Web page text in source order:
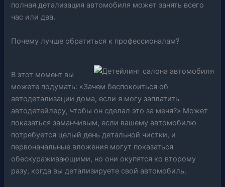
полная детализация автомобиля может занять всего
час или два.
Почему лучше обратиться к профессионалам?
В этот момент вы
можете подумать: «Зачем беспокоиться об
автодетализации дома, если я могу заплатить
автодетейлеру, чтобы он сделал это за меня?» Может
показаться заманчивым, если вашему автомобилю
потребуется целый день детальной чистки, и
первоначальные вложения могут показаться
обескураживающими, но они окупятся ко второму
разу, когда вы детализируете свой автомобиль.